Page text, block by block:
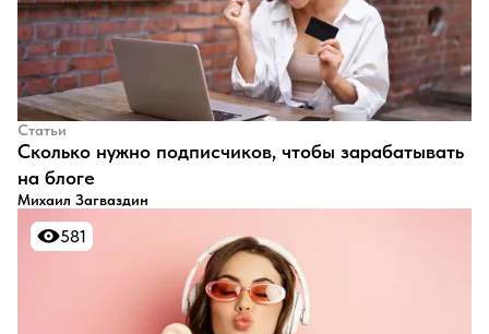
Статьи
​Сколько нужно подписчиков, чтобы зарабатывать
на блоге
Михаил Загваздин
581
581